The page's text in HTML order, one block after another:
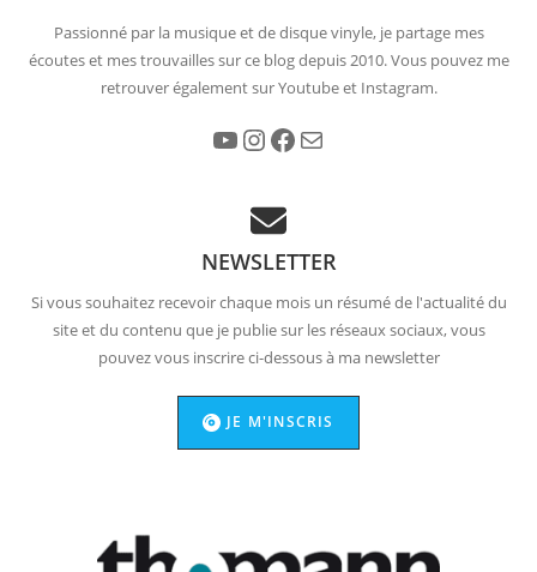
Passionné par la musique et de disque vinyle, je partage mes
écoutes et mes trouvailles sur ce blog depuis 2010. Vous pouvez me
retrouver également sur Youtube et Instagram.
YouTube Instagram Facebook
NEWSLETTER
Si vous souhaitez recevoir chaque mois un résumé de l'actualité du
site et du contenu que je publie sur les réseaux sociaux, vous
pouvez vous inscrire ci-dessous à ma newsletter
JE M'INSCRIS